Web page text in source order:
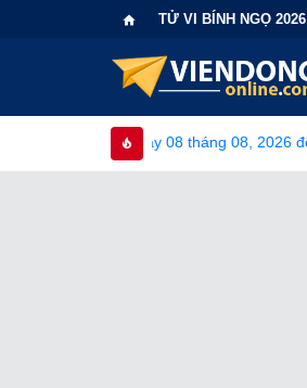
TỬ VI BÍNH NGỌ 2026
tháng 08, 2026 đến 14 tháng 08, 2026